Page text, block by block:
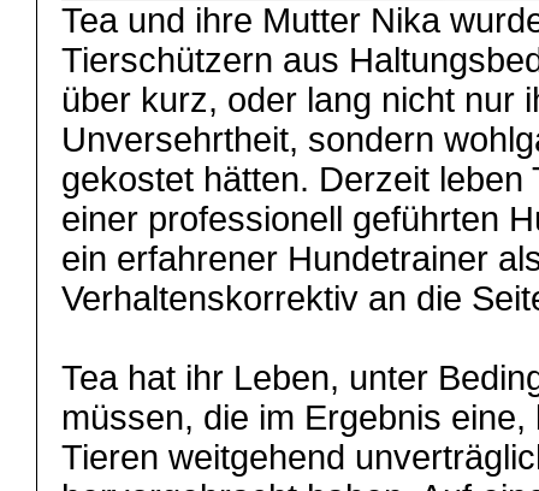
Tea und ihre Mutter Nika
Tierschützern aus
über kurz, oder lang nicht nur
Unversehrtheit, sondern
gekostet hätten. Derzeit leben
einer professionell geführten
ein erfahrener Hundetrainer
Verhaltenskorrektiv an die
Tea hat ihr Leben, unter
müssen, die im Ergebnis
Tieren weitgehend